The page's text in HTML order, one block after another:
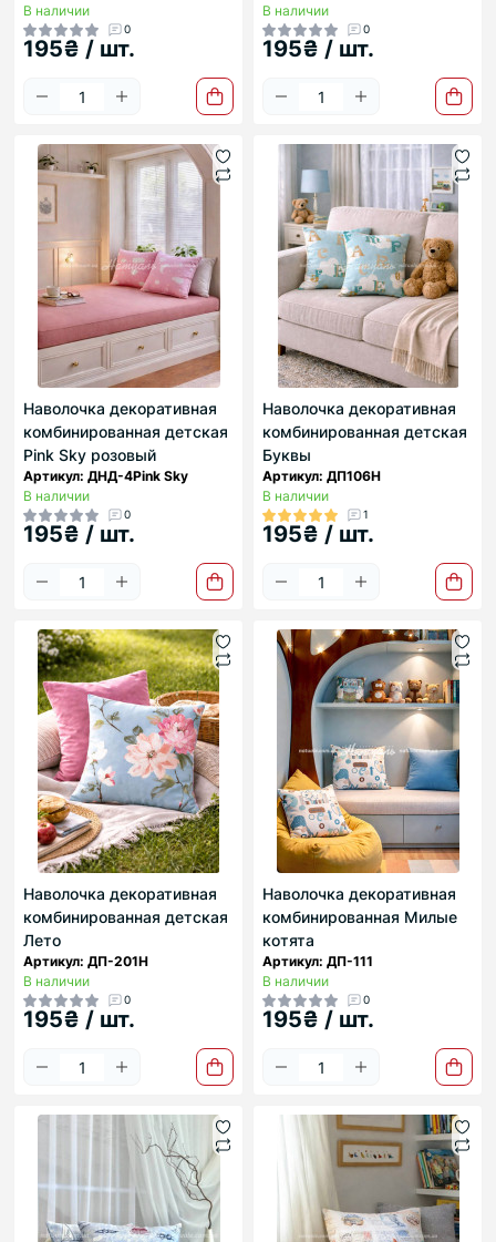
В наличии
0
195₴ / шт.
В наличии
0
195₴ / шт.
Наволочка декоративная
комбинированная детская
Pink Sky розовый
Артикул: ДНД-4Pink Sky
В наличии
0
195₴ / шт.
Наволочка декоративная
комбинированная детская
Буквы
Артикул: ДП106Н
В наличии
1
195₴ / шт.
Наволочка декоративная
комбинированная детская
Лето
Артикул: ДП-201Н
В наличии
0
195₴ / шт.
Наволочка декоративная
комбинированная Милые
котята
Артикул: ДП-111
В наличии
0
195₴ / шт.